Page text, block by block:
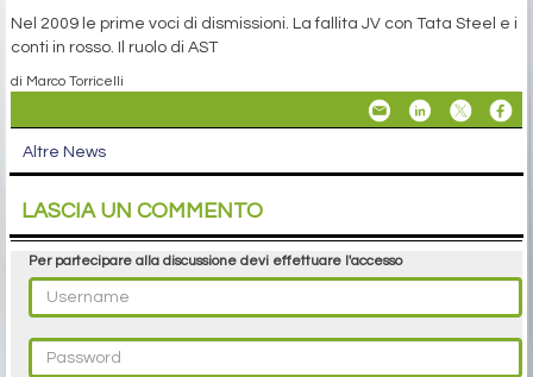
Nel 2009 le prime voci di dismissioni. La fallita JV con Tata Steel e i
conti in rosso. Il ruolo di AST
di Marco Torricelli
Altre News
LASCIA UN COMMENTO
Per partecipare alla discussione devi effettuare l'accesso